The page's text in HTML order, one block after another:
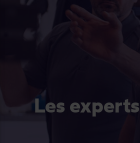
Les experts du volet